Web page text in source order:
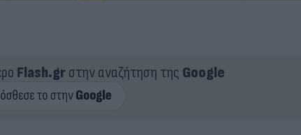
Flash.grστην αναζήτηση της Google